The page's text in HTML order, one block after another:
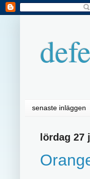
senaste inläggen
lördag 27